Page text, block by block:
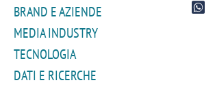
BRAND E AZIENDE
MEDIA INDUSTRY
TECNOLOGIA
DATI E RICERCHE